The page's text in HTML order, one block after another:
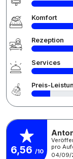
Komfort
Rezeption
Services
Preis-
6,56 /10
pro
04/09/